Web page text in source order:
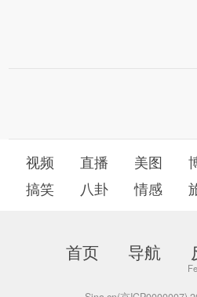
视频 直播 美图
搞笑
八卦 情感
首页 导航